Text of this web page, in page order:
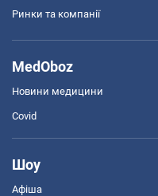
Ринки та компанії
MedOboz
Новини медицини
Covid
Шоу
Афіша